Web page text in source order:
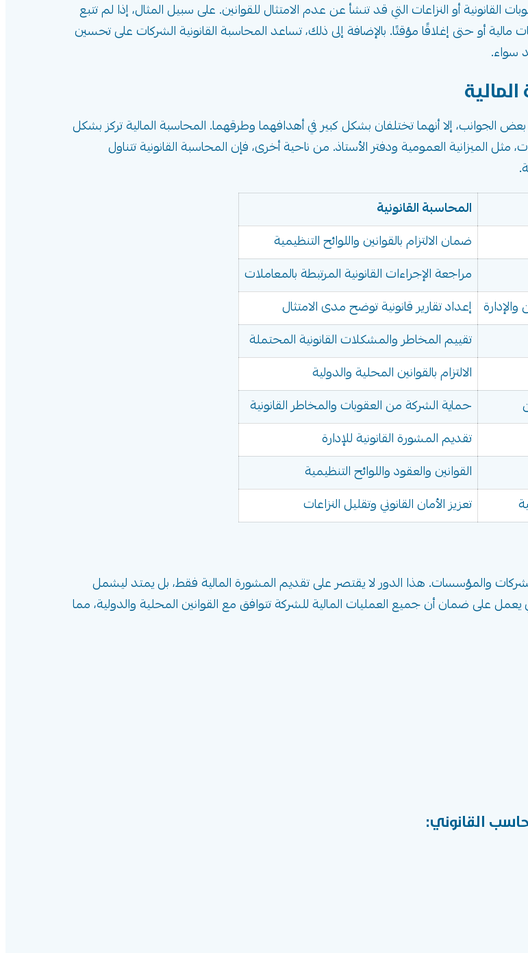
القانونية أو النزاعات التي قد تنشأ عن عدم الامتثال للقوانين. على سبيل المثال، إذا لم تتبع
مالية أو حتى إغلاقًا مؤقتًا. بالإضافة إلى ذلك، تساعد المحاسبة القانونية الشركات على تحسين
سواء.
الجوانب، إلا أنهما تختلفان بشكل كبير في أهدافهما وطرقهما. المحاسبة المالية تركز بشكل
مثل الميزانية العمومية ودفتر الأستاذ. من ناحية أخرى، فإن المحاسبة القانونية تتناول
المحاسبة القانونية
ضمان الالتزام بالقوانين واللوائح التنظيمية
مراجعة الإجراءات القانونية المرتبطة بالمعاملات
والإدارة
إعداد تقارير قانونية توضح مدى الامتثال
تقييم المخاطر والمشكلات القانونية المحتملة
الالتزام بالقوانين المحلية والدولية
حماية الشركة من العقوبات والمخاطر القانونية
تقديم المشورة القانونية للإدارة
القوانين والعقود واللوائح التنظيمية
تعزيز الأمان القانوني وتقليل النزاعات
والمؤسسات. هذا الدور لا يقتصر على تقديم المشورة المالية فقط، بل يمتد ليشمل
يعمل على ضمان أن جميع العمليات المالية للشركة تتوافق مع القوانين المحلية والدولية، مما
القانوني: